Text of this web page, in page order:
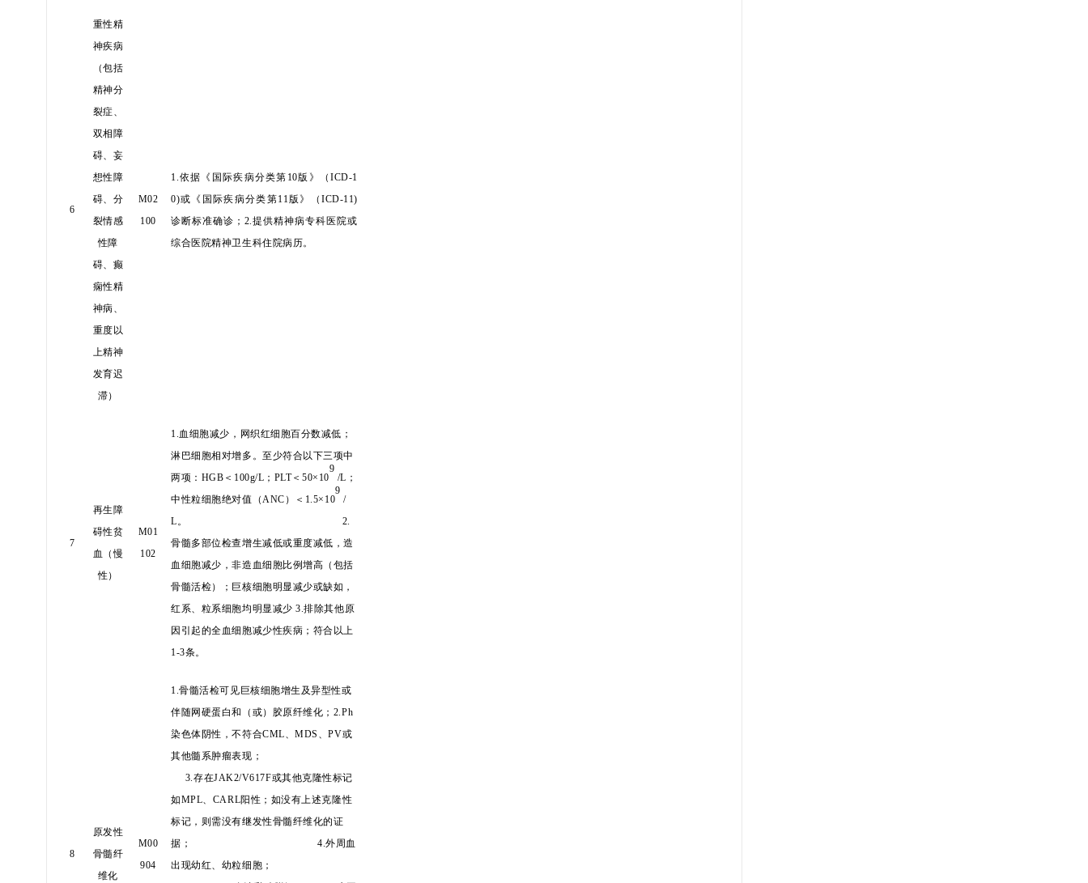
6
重性精
神疾病
（包括
精神分
裂症、
双相障
碍、妄
想性障
碍、分
裂情感
性障
碍、癫
痫性精
神病、
重度以
上精神
发育迟
滞）
M02
100
1.依据《国际疾病分类第10版》（ICD-1
0)或《国际疾病分类第11版》（ICD-11)
诊断标准确诊；2.提供精神病专科医院或
综合医院精神卫生科住院病历。
7
再生障
碍性贫
血（慢
性）
M01
102
1.血细胞减少，网织红细胞百分数减低；
淋巴细胞相对增多。至少符合以下三项中
两项：HGB＜100g/L；PLT＜50×10
9
/L；
中性粒细胞绝对值（ANC）＜1.5×10
9
/
L。
2.
骨髓多部位检查增生减低或重度减低，造
血细胞减少，非造血细胞比例增高（包括
骨髓活检）；巨核细胞明显减少或缺如，
红系、粒系细胞均明显减少 3.排除其他原
因引起的全血细胞减少性疾病； 符合以上
1-3条。
8
原发性
骨髓纤
维化
M00
904
1.骨髓活检可见巨核细胞增生及异型性或
伴随网硬蛋白和（或）胶原纤维化； 2.Ph
染色体阴性，不符合CML、MDS、PV或
其他髓系肿瘤表现；
3.存在JAK2/V617F或其他克隆性标记
如MPL、CARL阳性；如没有上述克隆性
标记，则需没有继发性骨髓纤维化的证
据；
4.外周血
出现幼红、幼粒细胞；